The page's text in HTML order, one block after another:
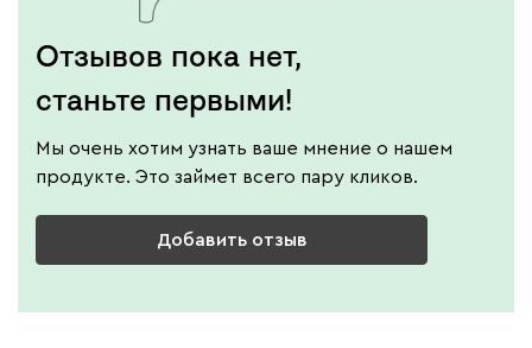
Отзывов пока нет,
станьте первыми!
Мы очень хотим узнать ваше мнение о нашем
продукте. Это займет всего пару кликов.
Добавить отзыв